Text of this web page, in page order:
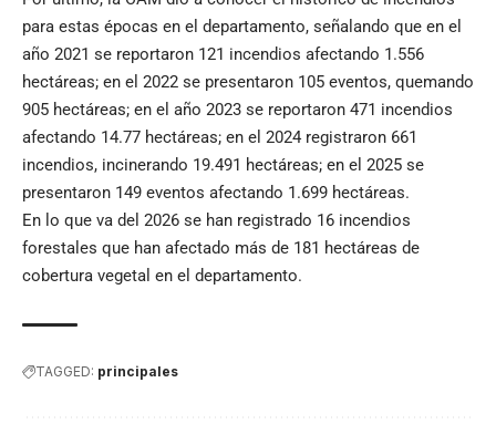
para estas épocas en el departamento, señalando que en el
año 2021 se reportaron 121 incendios afectando 1.556
hectáreas; en el 2022 se presentaron 105 eventos, quemando
905 hectáreas; en el año 2023 se reportaron 471 incendios
afectando 14.77 hectáreas; en el 2024 registraron 661
incendios, incinerando 19.491 hectáreas; en el 2025 se
presentaron 149 eventos afectando 1.699 hectáreas.
En lo que va del 2026 se han registrado 16 incendios
forestales que han afectado más de 181 hectáreas de
cobertura vegetal en el departamento.
TAGGED: principales